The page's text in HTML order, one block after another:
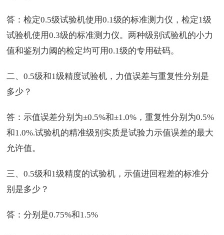
答：检定0.5级试验机使用0.1级的标准测力仪，检定1级
试验机使用0.3级的标准测力仪。两种级别试验机的小力
值和鉴别力阈的检定均可用0.1级的专用砝码。
二、0.5级和1级精度试验机，力值误差与重复性分别是
多少？
答：示值误差分别为±0.5%和±1.0%，重复性分别为0.5%
和1.0%.试验机的精准级别实质是试验力示值误差的最大
允许值。
三、0.5级和1级精度的试验机，示值进回程差的标准分
别是多少？
答：分别是0.75%和1.5%